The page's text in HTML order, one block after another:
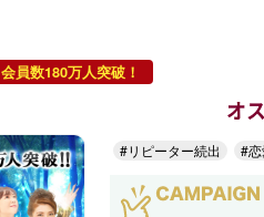
会員数180万人突破！
オ
#リピーター続出 #